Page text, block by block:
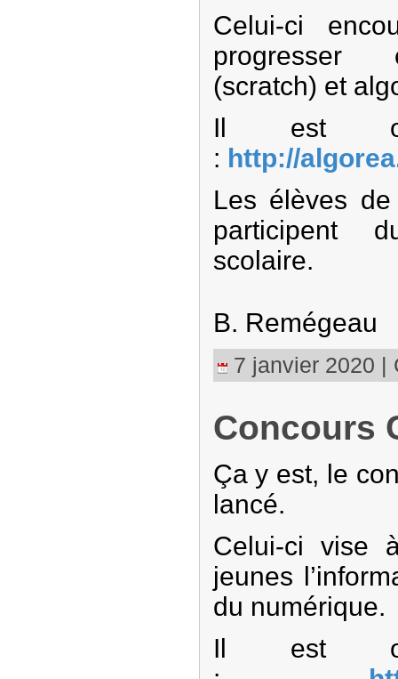
Celui-ci
progresser
(scratch) et
Il est
: http://
Les élèves
participent
scolaire.
B. Remégeau
7 janvier 2020 |
Concours
Ça y est, le
lancé.
Celui-ci vise
jeunes
du numérique.
Il est